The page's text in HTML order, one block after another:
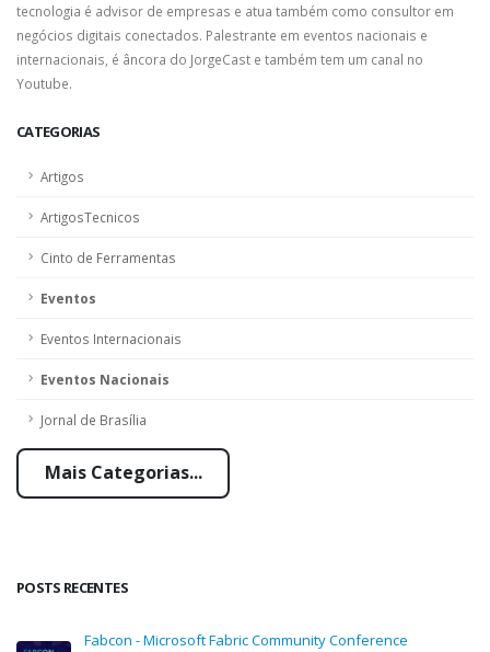
CATEGORIAS
Artigos
ArtigosTecnicos
Cinto de Ferramentas
Eventos
Eventos Internacionais
Eventos Nacionais
Jornal de Brasília
Mais Categorias...
POSTS RECENTES
Fabcon - Microsoft Fabric Community Conference
tecnologia é advisor de empresas e atua também como consultor em
negócios digitais conectados. Palestrante em eventos nacionais e
internacionais, é âncora do JorgeCast e também tem um canal no
Youtube.